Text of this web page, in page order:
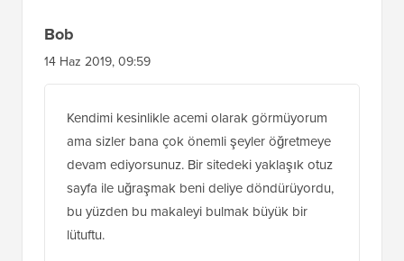
Bob
14 Haz 2019, 09:59
Kendimi kesinlikle acemi olarak görmüyorum
ama sizler bana çok önemli şeyler öğretmeye
devam ediyorsunuz. Bir sitedeki yaklaşık otuz
sayfa ile uğraşmak beni deliye döndürüyordu,
bu yüzden bu makaleyi bulmak büyük bir
lütuftu.